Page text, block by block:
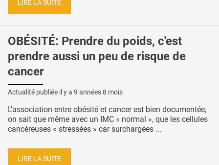
LIRE LA SUITE
OBÉSITÉ: Prendre du poids, c'est
prendre aussi un peu de risque de
cancer
Actualité publiée il y a 9 années 8 mois
L’association entre obésité et cancer est bien documentée,
on sait que même avec un IMC « normal », que les cellules
cancéreuses « stressées » car surchargées ...
LIRE LA SUITE